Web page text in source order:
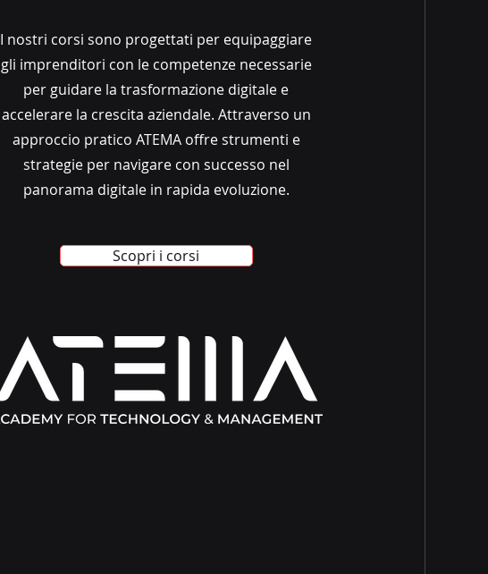
I nostri corsi sono progettati per equipaggiare
gli imprenditori con le competenze necessarie
per guidare la trasformazione digitale e
accelerare la crescita aziendale. Attraverso un
approccio pratico ATEMA offre strumenti e
strategie per navigare con successo nel
panorama digitale in rapida evoluzione.
Scopri i corsi